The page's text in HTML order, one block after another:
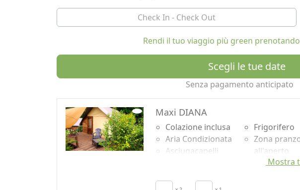
Rendi il tuo viaggio più green
Scegli le tue date
Senza pagamento anticipato
Maxi DIANA
Colazione inclusa
Aria Condizionata
Asciugacapelli
Lenzuola
Frigorifero
Zona
all'aperto
Pavimento
Mostra